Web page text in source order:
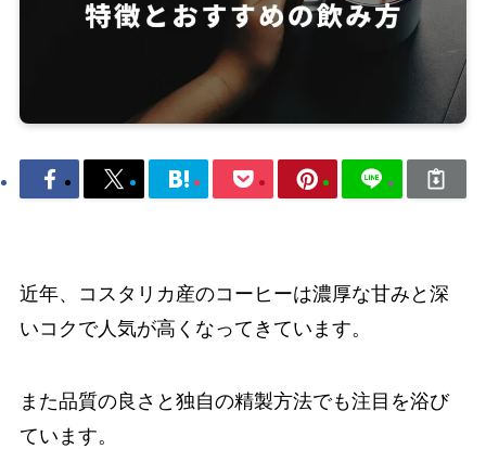
近年、コスタリカ産のコーヒーは濃厚な甘みと深
いコクで人気が高くなってきています。
また品質の良さと独自の精製方法でも注目を浴び
ています。